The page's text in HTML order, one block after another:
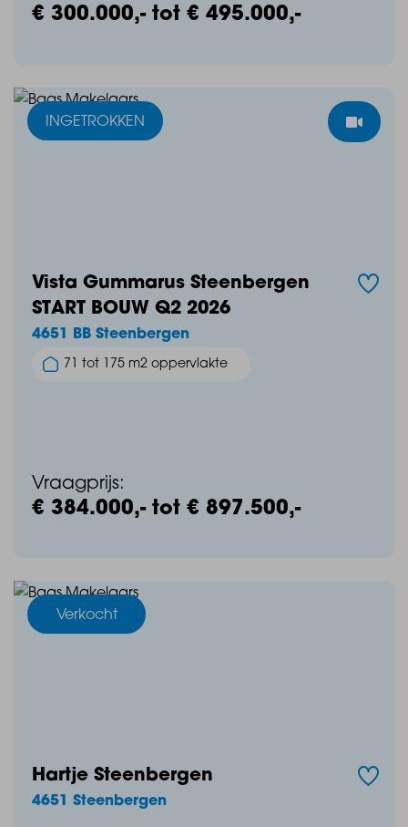
€ 300.000,- tot € 495.000,-
INGETROKKEN
Vista Gummarus Steenbergen
START BOUW Q2 2026
4651 BB Steenbergen
71 tot 175 m2 oppervlakte
Vraagprijs:
€ 384.000,- tot € 897.500,-
Verkocht
Hartje Steenbergen
4651 Steenbergen